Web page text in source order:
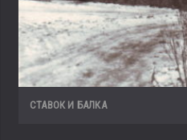
СТАВОК И БАЛКА